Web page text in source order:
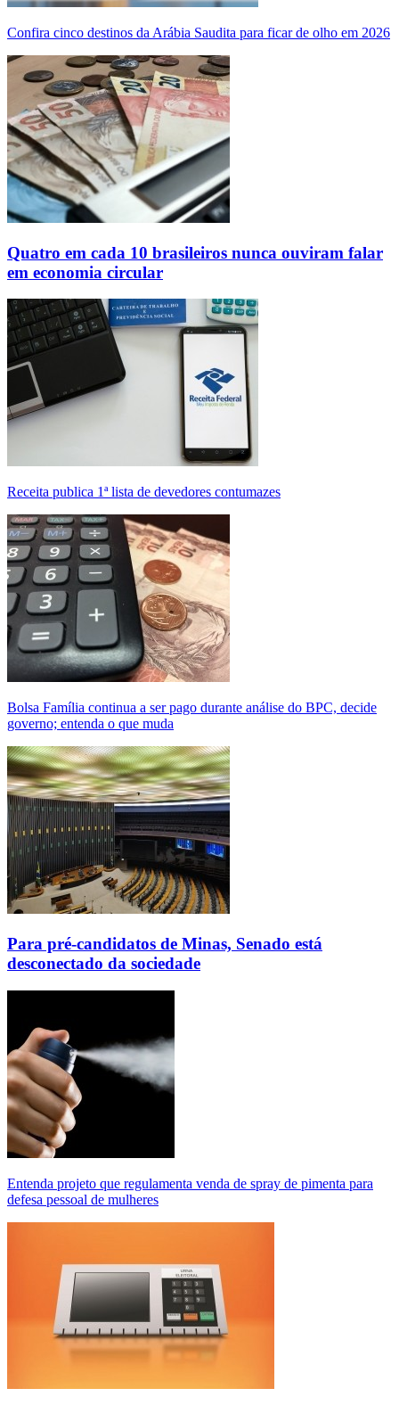
Confira cinco destinos da Arábia Saudita para ficar de olho em 2026
Quatro em cada 10 brasileiros nunca ouviram falar
em economia circular
Receita publica 1ª lista de devedores contumazes
Bolsa Família continua a ser pago durante análise do BPC, decide
governo; entenda o que muda
Para pré-candidatos de Minas, Senado está
desconectado da sociedade
Entenda projeto que regulamenta venda de spray de pimenta para
defesa pessoal de mulheres